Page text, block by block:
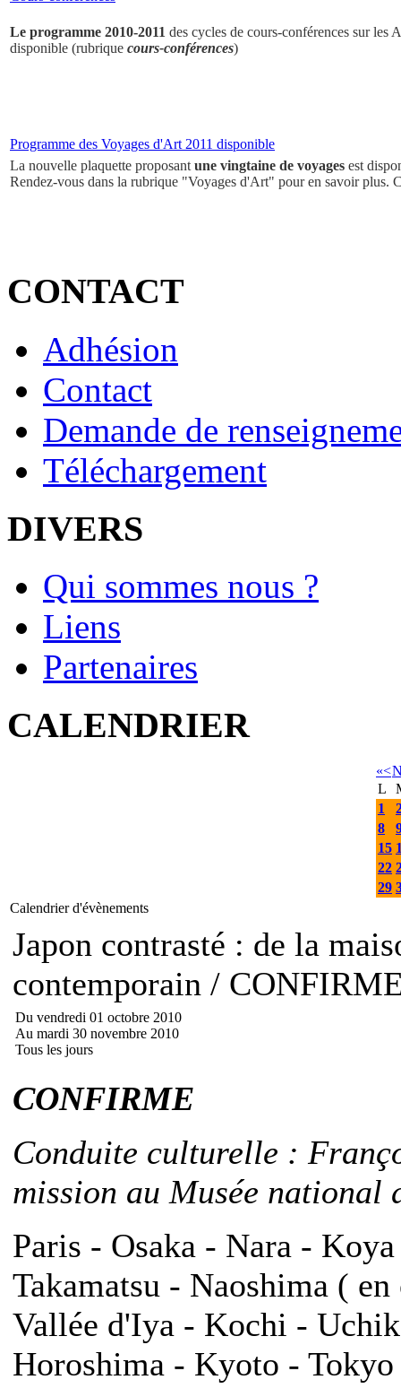
Le programme 2010-2011 des cycles de cours-conférences sur
disponible (rubrique cours-conférences)
Programme des Voyages d'Art 2011 disponible
La nouvelle plaquette proposantune vingtaine de voyages est
Rendez-vous dans la rubrique "Voyages d'Art" pour en savoir plus.
CONTACT
Adhésion
Contact
Demande de
Téléchargement
DIVERS
Qui sommes nous ?
Liens
Partenaires
CALENDRIER
«<
L
1
8
15
22
29
Calendrier d'évènements
Japon contrasté : de la
contemporain /
Du vendredi 01 octobre 2010
Au mardi 30 novembre 2010
Tous les jours
CONFIRME
Conduite culturelle :
mission au Musée national
Paris - Osaka - Nara -
Takamatsu - Naoshima (
Vallée d'Iya - Kochi -
Horoshima - Kyoto -